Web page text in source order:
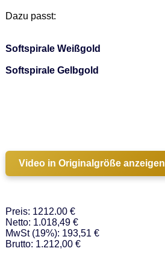
Dazu passt:
Softspirale Weißgold
Softspirale Gelbgold
Video in Originalgröße anzeigen
Preis: 1212.00 €
Netto: 1.018,49 €
MwSt (19%): 193,51 €
Brutto: 1.212,00 €